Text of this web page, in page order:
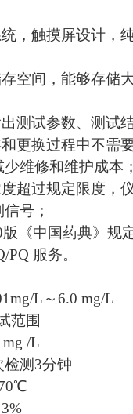
，触摸屏设计，
空间，能够存储
测试参数、测试
更换过程中不需
维修和维护成本；
超过规定限度，
号；
《中国药典》规
PQ 服务。
L～6.0 mg/L
范围
/L
测 3分钟